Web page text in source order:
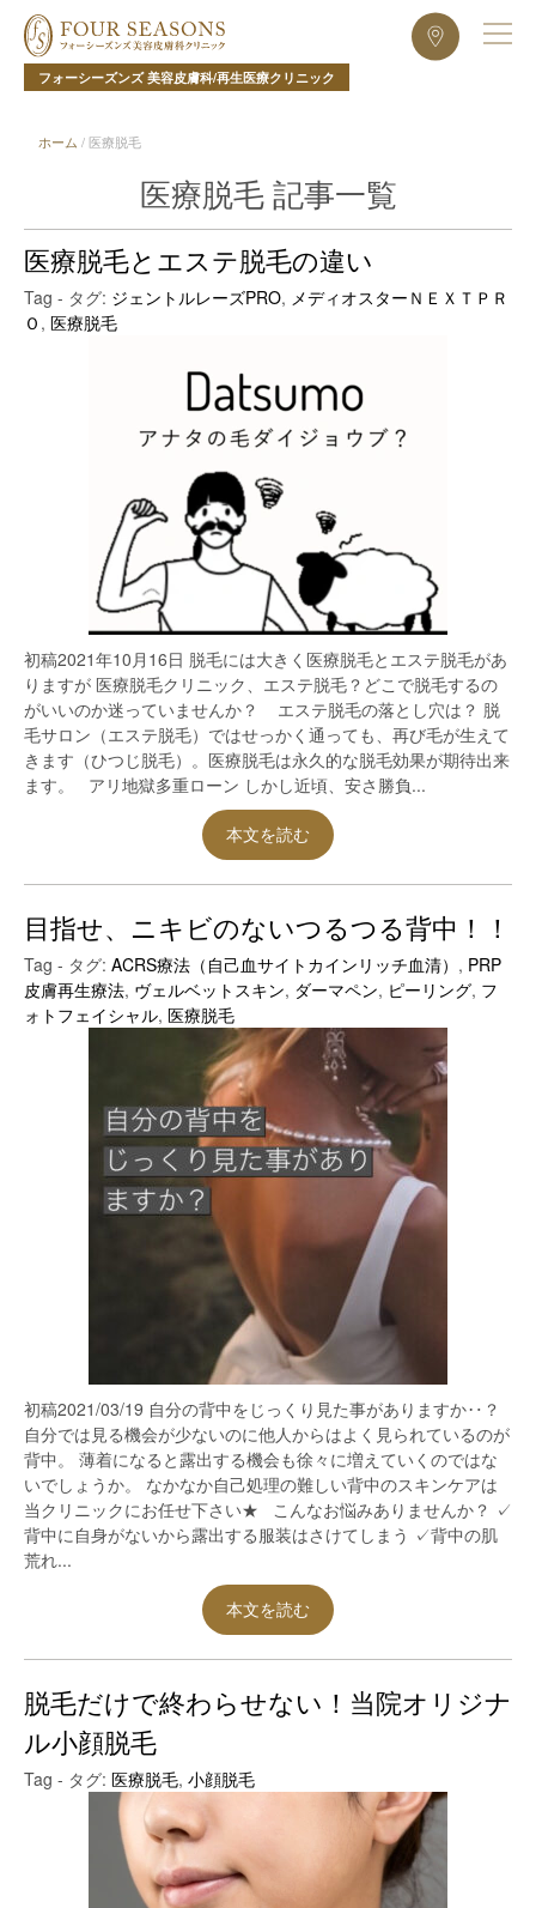
フォーシーズンズ 美容皮膚科/再生医療クリニック
ホーム /医療脱毛
医療脱毛 記事一覧
医療脱毛とエステ脱毛の違い
Tag - タグ: ジェントルレーズPRO, メディオスターＮＥＸＴＰＲ
Ｏ , 医療脱毛
初稿2021年10月16日 脱毛には大きく医療脱毛とエステ脱毛があ
りますが 医療脱毛クリニック、エステ脱毛？どこで脱毛するの
がいいのか迷っていませんか？ エステ脱毛の落とし穴は？ 脱
毛サロン（エステ脱毛）ではせっかく通っても、再び毛が生えて
きます（ひつじ脱毛）。医療脱毛は永久的な脱毛効果が期待出来
ます。 アリ地獄多重ローン しかし近頃、安さ勝負...
本文を読む
目指せ、ニキビのないつるつる背中！！
Tag - タグ: ACRS療法（自己血サイトカインリッチ血清） , PRP
皮膚再生療法, ヴェルベットスキン, ダーマペン, ピーリング, フ
ォトフェイシャル, 医療脱毛
初稿2021/03/19 自分の背中をじっくり見た事がありますか‥？
自分では見る機会が少ないのに他人からはよく見られているのが
背中。 薄着になると露出する機会も徐々に増えていくのではな
いでしょうか。 なかなか自己処理の難しい背中のスキンケアは
当クリニックにお任せ下さい★ こんなお悩みありませんか？ ✓
背中に自身がないから露出する服装はさけてしまう ✓背中の肌
荒れ...
本文を読む
脱毛だけで終わらせない！当院オリジナ
ル小顔脱毛
Tag - タグ: 医療脱毛, 小顔脱毛